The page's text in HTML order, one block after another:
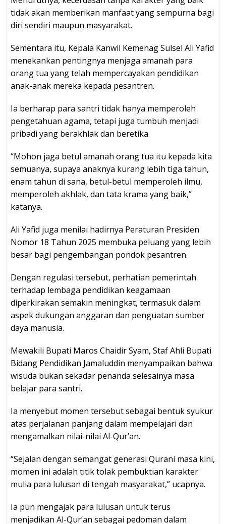
tidak akan memberikan manfaat yang sempurna bagi
diri sendiri maupun masyarakat.
Sementara itu, Kepala Kanwil Kemenag Sulsel Ali Yafid
menekankan pentingnya menjaga amanah para
orang tua yang telah mempercayakan pendidikan
anak-anak mereka kepada pesantren.
Ia berharap para santri tidak hanya memperoleh
pengetahuan agama, tetapi juga tumbuh menjadi
pribadi yang berakhlak dan beretika.
“Mohon jaga betul amanah orang tua itu kepada kita
semuanya, supaya anaknya kurang lebih tiga tahun,
enam tahun di sana, betul-betul memperoleh ilmu,
memperoleh akhlak, dan tata krama yang baik,”
katanya.
Ali Yafid juga menilai hadirnya Peraturan Presiden
Nomor 18 Tahun 2025 membuka peluang yang lebih
besar bagi pengembangan pondok pesantren.
Dengan regulasi tersebut, perhatian pemerintah
terhadap lembaga pendidikan keagamaan
diperkirakan semakin meningkat, termasuk dalam
aspek dukungan anggaran dan penguatan sumber
daya manusia.
Mewakili Bupati Maros Chaidir Syam, Staf Ahli Bupati
Bidang Pendidikan Jamaluddin menyampaikan bahwa
wisuda bukan sekadar penanda selesainya masa
belajar para santri.
Ia menyebut momen tersebut sebagai bentuk syukur
atas perjalanan panjang dalam mempelajari dan
mengamalkan nilai-nilai Al-Qur’an.
“Sejalan dengan semangat generasi Qurani masa kini,
momen ini adalah titik tolak pembuktian karakter
mulia para lulusan di tengah masyarakat,” ucapnya.
Ia pun mengajak para lulusan untuk terus
menjadikan Al-Qur’an sebagai pedoman dalam